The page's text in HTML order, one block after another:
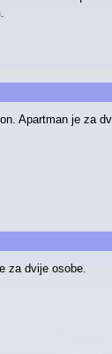
Apartman je za
za dvije osobe.